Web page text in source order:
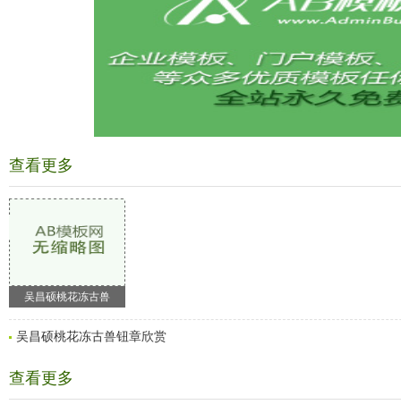
查看更多
吴昌硕桃花冻古兽
吴昌硕桃花冻古兽钮章欣赏
查看更多